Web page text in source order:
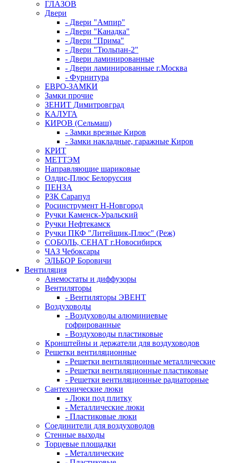
ГЛАЗОВ
Двери
- Двери "Ампир"
- Двери "Канадка"
- Двери "Прима"
- Двери "Тюльпан-2"
- Двери ламинированные
- Двери ламинированные г.Москва
- Фурнитура
ЕВРО-ЗАМКИ
Замки прочие
ЗЕНИТ Димитровград
КАЛУГА
КИРОВ (Сельмаш)
- Замки врезные Киров
- Замки накладные, гаражные Киров
КРИТ
МЕТТЭМ
Направляющие шариковые
Олдис-Плюс Белоруссия
ПЕНЗА
РЗК Сарапул
Росинструмент Н-Новгород
Ручки Каменск-Уральский
Ручки Нефтекамск
Ручки ПКФ "Литейщик-Плюс" (Реж)
СОБОЛЬ, СЕНАТ г.Новосибирск
ЧАЗ Чебоксары
ЭЛЬБОР Боровичи
Вентиляция
Анемостаты и диффузоры
Вентиляторы
- Вентиляторы ЭВЕНТ
Воздуховоды
- Воздуховоды алюминиевые
гофрированные
- Воздуховоды пластиковые
Кронштейны и держатели для воздуховодов
Решетки вентиляционные
- Решетки вентиляционные металлические
- Решетки вентиляционные пластиковые
- Решетки вентиляционные радиаторные
Сантехнические люки
- Люки под плитку
- Металлические люки
- Пластиковые люки
Соединители для воздуховодов
Стенные выходы
Торцевые площадки
- Металлические